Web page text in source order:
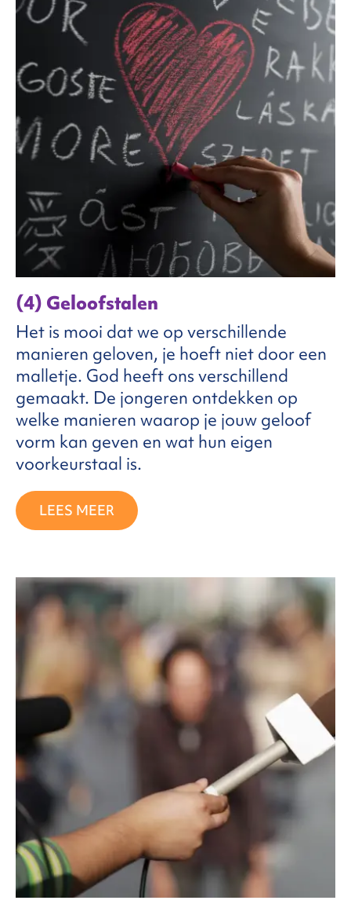
(4) Geloofstalen
Het is mooi dat we op verschillende
manieren geloven, je hoeft niet door een
malletje. God heeft ons verschillend
gemaakt. De jongeren ontdekken op
welke manieren waarop je jouw geloof
vorm kan geven en wat hun eigen
voorkeurstaal is.
LEES MEER